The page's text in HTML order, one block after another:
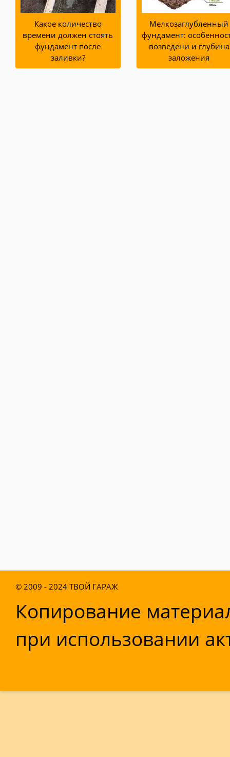
Какое количество
времени должен стоять
фундамент после
заливки?
Мелкозаглубленный
фундамент:
возведени и глубина
заложения
© 2009 - 2024 ТВОЙ ГАРАЖ
Копирование
при использовании